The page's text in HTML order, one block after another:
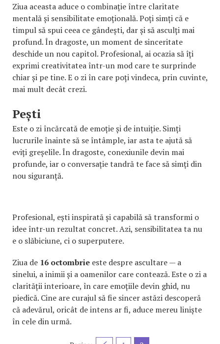
Ziua aceasta aduce o combinație între claritate
mentală și sensibilitate emoțională. Poți simți că e
timpul să spui ceea ce gândești, dar și să asculți mai
profund. În dragoste, un moment de sinceritate
deschide un nou capitol. Profesional, ai ocazia să îți
exprimi creativitatea într-un mod care te surprinde
chiar și pe tine. E o zi în care poți vindeca, prin cuvinte,
mai mult decât crezi.
Pești
Este o zi încărcată de emoție și de intuiție. Simți
lucrurile înainte să se întâmple, iar asta te ajută să
eviți greșelile. În dragoste, conexiunile devin mai
profunde, iar o conversație tandră te face să simți din
nou siguranță.
Profesional, ești inspirată și capabilă să transformi o
idee într-un rezultat concret. Azi, sensibilitatea ta nu
e o slăbiciune, ci o superputere.
Ziua de 16 octombrie este despre ascultare — a
sinelui, a inimii și a oamenilor care contează. Este o zi a
clarității interioare, în care emoțiile devin ghid, nu
piedică. Cine are curajul să fie sincer astăzi descoperă
că adevărul, oricât de intens ar fi, aduce mereu liniște
în cele din urmă.